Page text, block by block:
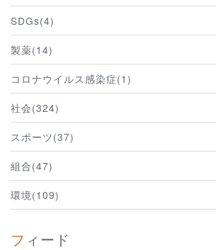
SDGs(4)
製薬(14)
コロナウイルス感染症(1)
社会(324)
スポーツ(37)
組合(47)
環境(109)
フィード